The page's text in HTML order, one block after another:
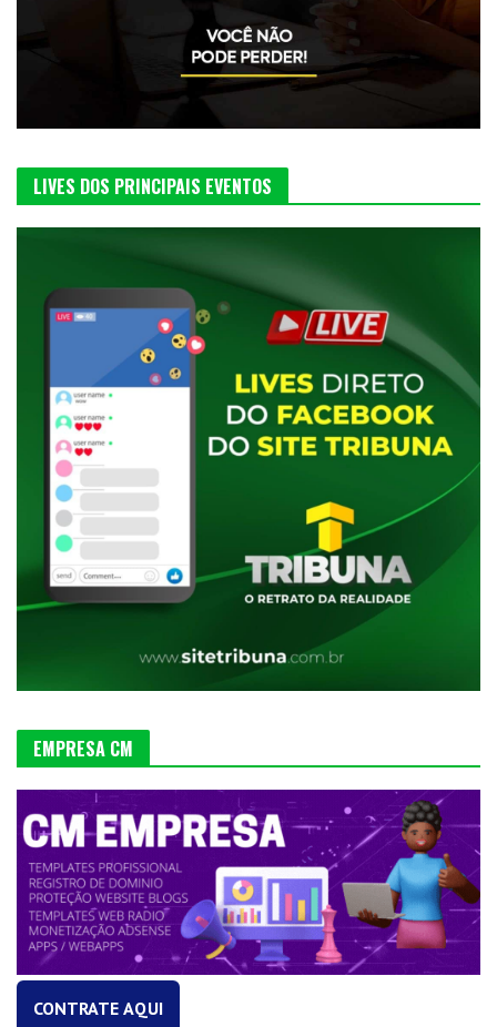
LIVES DOS PRINCIPAIS EVENTOS
EMPRESA CM
CONTRATE AQUI